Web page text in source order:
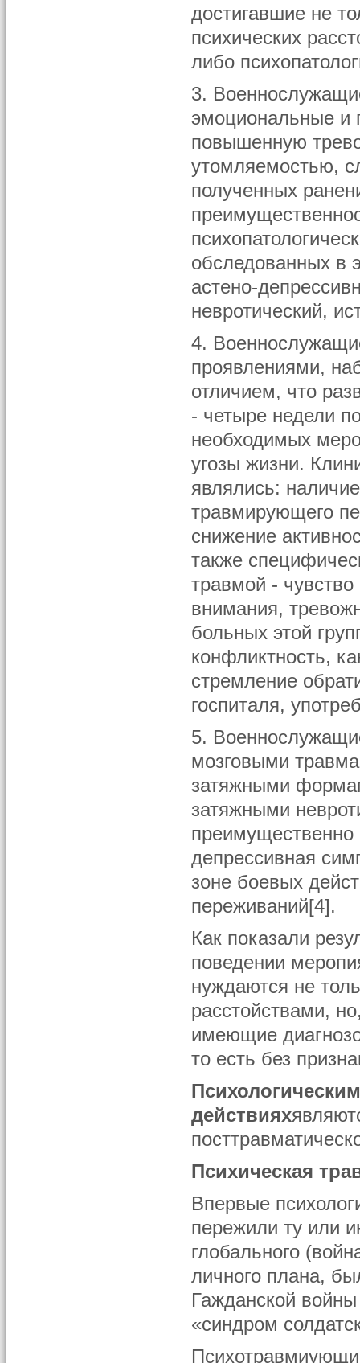
достигавшие не
психических
либо
3.
эмоциональные и
повышенную
утомляемостью,
полученных
обследованных в
астено-
невротический,
4.
проявлениями,
отличием, что
- четыре недели
необходимых
угозы жизни.
являлись:
травмирующего
снижение
также
травмой -
внимания,
больных этой
конфликтность,
стремление
госпиталя,
5.
мозговыми
затяжными
затяжными
преимущественно
депрессивная
зоне боевых
переживаний[4].
Как показали
поведении
нуждаются не
расстойствами,
имеющие
то есть без
действиях
Психическая
Впервые
пережили ту или
глобального
личного плана,
Гажданской
«синдром